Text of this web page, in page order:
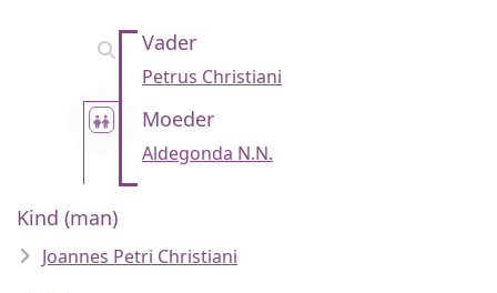
Vader
Petrus Christiani
Moeder
Aldegonda N.N.
Kind (man)
Joannes Petri Christiani